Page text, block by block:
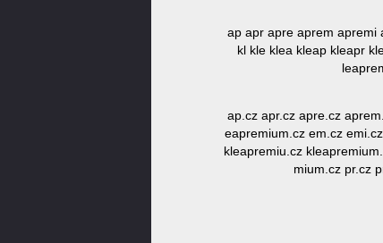
ap apr apre aprem apremi
kl kle klea kleap kleapr
ap.cz apr.cz apre.cz
eapremium.cz em.cz
kleapremiu.cz
mium.cz pr.cz